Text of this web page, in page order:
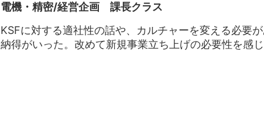
電機・精密/経営企画 課長クラス
KSFに対する適社性の話や、カルチャーを変える必要
納得がいった。改めて新規事業立ち上げの必要性を感